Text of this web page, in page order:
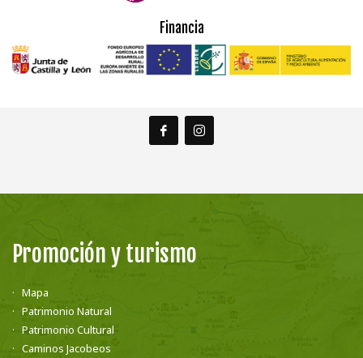
Financia
Promoción y turismo
Mapa
Patrimonio Natural
Patrimonio Cultural
Caminos Jacobeos